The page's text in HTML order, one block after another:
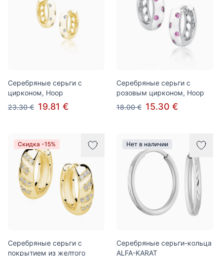
Серебряные серьги с
цирконом, Hoop
23.30 € 19.81 €
Серебряные серьги с
розовым цирконом, Hoop
18.00 € 15.30 €
Скидка -15%
Серебряные серьги с
покрытием из желтого
Нет в наличии
Серебряные серьги-кольца
ALFA-KARAT